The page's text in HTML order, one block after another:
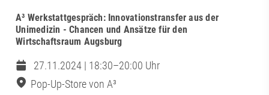
A³ Werkstattgespräch: Innovationstransfer aus der
Unimedizin - Chancen und Ansätze für den
Wirtschaftsraum Augsburg
27.11.2024 | 18:30–20:00 Uhr
Pop-Up-Store von A³